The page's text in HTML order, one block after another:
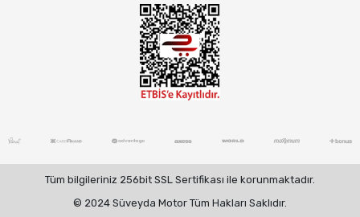
Tüm bilgileriniz 256bit SSL Sertifikası ile korunmaktadır.
© 2024 Süveyda Motor Tüm Hakları Saklıdır.